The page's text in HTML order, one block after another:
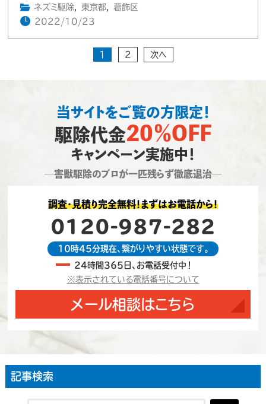
ネズミ駆除, 東京都,
葛飾区
2022/10/23
1 2 次へ
当サイトをご覧の方限定！
駆除代金20％OFF
キャンペーン実施中！
―害獣駆除のプロが一匹残らず徹底退治―
調査・見積り完全無料！まずはお電話から！
0120-987-282
10時45分現在、繋がりやすい状態です。
24時間365日、お電話受付中！
※表示されている電話番号について
メール相談はこちら
記事検索